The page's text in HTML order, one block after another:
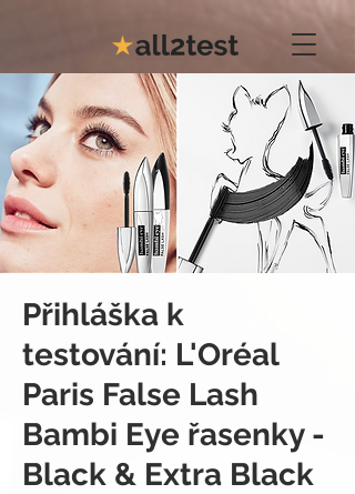
Přihláška k
testování: L'Oréal
Paris False Lash
Bambi Eye řasenky -
Black & Extra Black